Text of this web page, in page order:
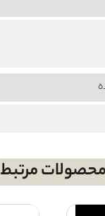
محصولات مرتبط